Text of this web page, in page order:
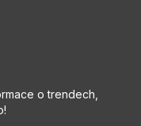
o trendech,